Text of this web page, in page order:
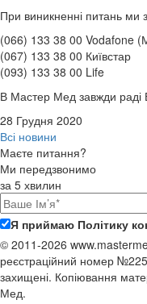
При виникненні питань ми
(066) 133 38 00 Vodafone
(067) 133 38 00 Київстар
(093) 133 38 00 Life
В Мастер Мед завжди раді
28 Грудня 2020
Всі новини
Маєте питання?
Ми передзвонимо
за 5 хвилин
Я приймаю Політику
© 2011-2026
реєстраційний номер
захищені. Копіювання
Мед.